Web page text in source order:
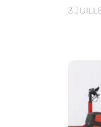
3